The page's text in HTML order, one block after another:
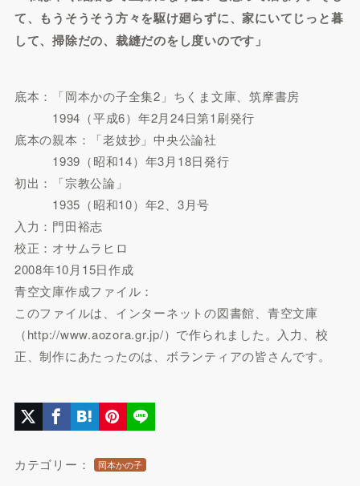
て、もうそうそう方々を駆け廻らずに、家にいてじっと暮
して、掃除だの、裁縫だのをし度いのです」
底本：「岡本かの子全集2」ちくま文庫、筑摩書房
1994（平成6）年2月24日第1刷発行
底本の親本：「老妓抄」中央公論社
1939（昭和14）年3月18日発行
初出：「宗教公論」
1935（昭和10）年2、3月号
入力：門田裕志
校正：オサムラヒロ
2008年10月15日作成
青空文庫作成ファイル：
このファイルは、インターネットの図書館、青空文庫
（http://www.aozora.gr.jp/）で作られました。入力、校
正、制作にあたったのは、ボランティアの皆さんです。
カテゴリー： 岡本かの子